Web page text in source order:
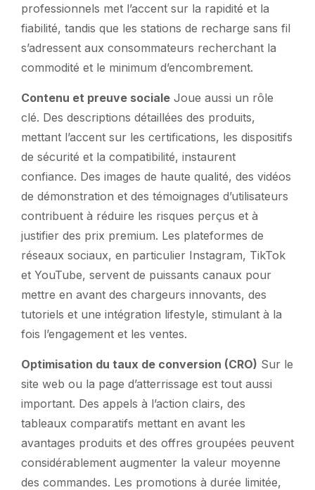
professionnels met l’accent sur la rapidité et la
fiabilité, tandis que les stations de recharge sans fil
s’adressent aux consommateurs recherchant la
commodité et le minimum d’encombrement.
Contenu et preuve sociale Joue aussi un rôle
clé. Des descriptions détaillées des produits,
mettant l’accent sur les certifications, les dispositifs
de sécurité et la compatibilité, instaurent
confiance. Des images de haute qualité, des vidéos
de démonstration et des témoignages d’utilisateurs
contribuent à réduire les risques perçus et à
justifier des prix premium. Les plateformes de
réseaux sociaux, en particulier Instagram, TikTok
et YouTube, servent de puissants canaux pour
mettre en avant des chargeurs innovants, des
tutoriels et une intégration lifestyle, stimulant à la
fois l’engagement et les ventes.
Optimisation du taux de conversion (CRO) Sur le
site web ou la page d’atterrissage est tout aussi
important. Des appels à l’action clairs, des
tableaux comparatifs mettant en avant les
avantages produits et des offres groupées peuvent
considérablement augmenter la valeur moyenne
des commandes. Les promotions à durée limitée,